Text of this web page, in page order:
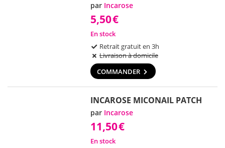
par Incarose
5,50€
En stock
Retrait gratuit en 3h
Livraison à domicile
COMMANDER
INCAROSE MICONAIL PATCH
par Incarose
11,50€
En stock